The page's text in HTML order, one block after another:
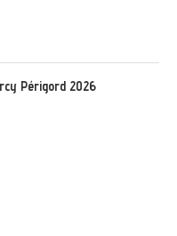
Périgord 2026